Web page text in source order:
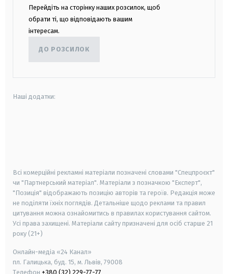
Перейдіть на сторінку наших розсилок, щоб
обрати ті, що відповідають вашим
інтересам.
ДО РОЗСИЛОК
Наші додатки:
Всі комерційні рекламні матеріали позначені словами "Спецпроєкт"
чи "Партнерський матеріал". Матеріали з позначкою "Експерт",
"Позиція" відображають позицію авторів та героїв. Редакція може
не поділяти їхніх поглядів. Детальніше щодо реклами та правил
цитування можна ознайомитись в правилах користування сайтом.
Усі права захищені. Матеріали сайту призначені для осіб старше 21
року (21+)
Онлайн-медіа «24 Канал»
пл. Галицька, буд. 15, м. Львів, 79008
Телефон +380 (32) 229-77-77